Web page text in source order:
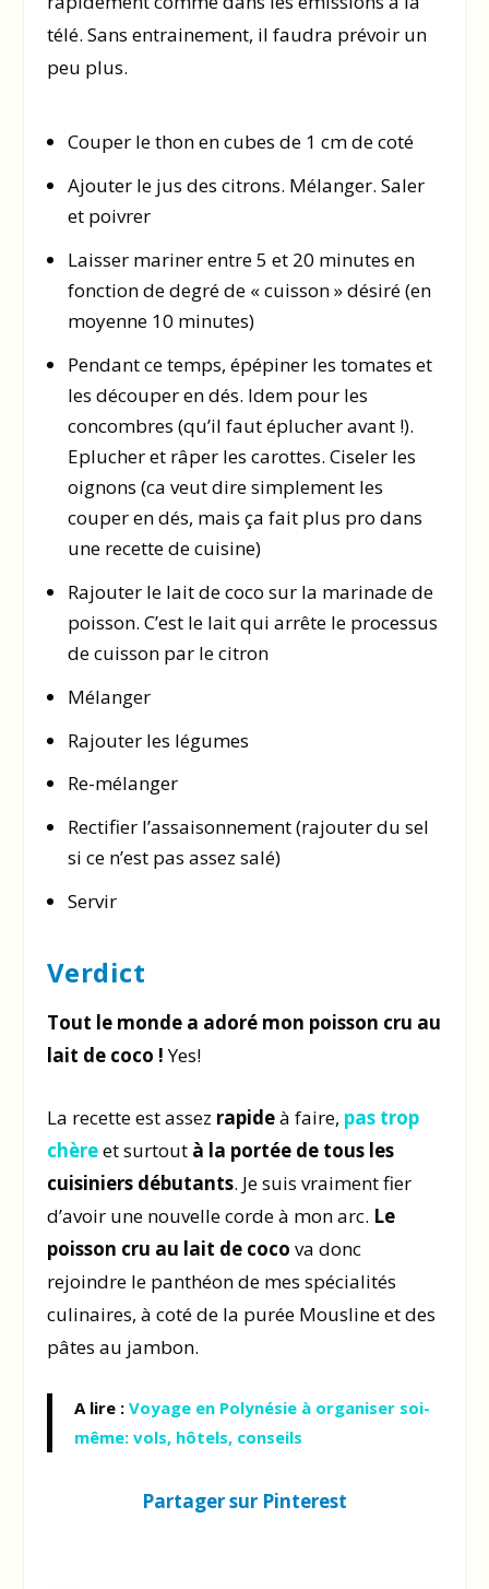
télé. Sans entrainement, il faudra prévoir un
peu plus.
Couper le thon en cubes de 1 cm de coté
Ajouter le jus des citrons. Mélanger. Saler
et poivrer
Laisser mariner entre 5 et 20 minutes en
fonction de degré de « cuisson » désiré (en
moyenne 10 minutes)
Pendant ce temps, épépiner les tomates et
les découper en dés. Idem pour les
concombres (qu’il faut éplucher avant !).
Eplucher et râper les carottes. Ciseler les
oignons (ca veut dire simplement les
couper en dés, mais ça fait plus pro dans
une recette de cuisine)
Rajouter le lait de coco sur la marinade de
poisson. C’est le lait qui arrête le processus
de cuisson par le citron
Mélanger
Rajouter les légumes
Re-mélanger
Rectifier l’assaisonnement (rajouter du sel
si ce n’est pas assez salé)
Servir
Verdict
Tout le monde a adoré mon poisson cru au
lait de coco !Yes!
La recette est assez rapideà faire, pas trop
chèreet surtout à la portée de tous les
cuisiniers débutants. Je suis vraiment fier
d’avoir une nouvelle corde à mon arc. Le
poisson cru au lait de coco va donc
rejoindre le panthéon de mes spécialités
culinaires, à coté de la purée Mousline et des
pâtes au jambon.
A lire : Voyage en Polynésie à organiser soi-
même: vols, hôtels, conseils
Partager sur Pinterest